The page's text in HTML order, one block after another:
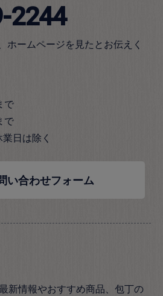
2244
ホームページを見たとお伝えく
で
で
日は除く
い合わせフォーム
新情報やおすすめ商品、包丁の